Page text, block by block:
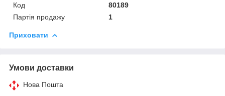
Код
80189
Партія продажу
1
Приховати
Умови доставки
Нова Пошта